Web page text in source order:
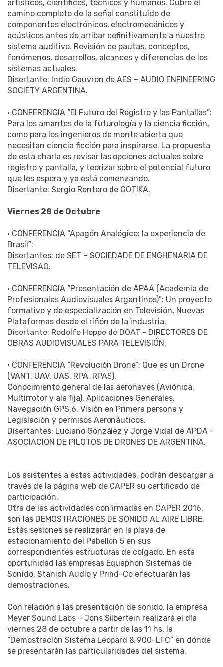
artísticos, científicos, técnicos y humanos. Cubre el
camino completo de la señal constituido de
componentes electrónicos, electromecánicos y
acústicos antes de arribar definitivamente a nuestro
sistema auditivo. Revisión de pautas, conceptos,
fenómenos, desarrollos, alcances y diferencias de los
sistemas actuales.
Disertante: Indio Gauvron de AES – AUDIO ENFINEERING
SOCIETY ARGENTINA.
• CONFERENCIA “El Futuro del Registro y las Pantallas”:
Para los amantes de la futurología y la ciencia ficción,
como para los ingenieros de mente abierta que
necesitan ciencia ficción para inspirarse. La propuesta
de esta charla es revisar las opciones actuales sobre
registro y pantalla, y teorizar sobre el potencial futuro
que les espera y ya está comenzando.
Disertante: Sergio Rentero de GOTIKA.
Viernes 28 de Octubre
• CONFERENCIA “Apagón Analógico: la experiencia de
Brasil”:
Disertantes: de SET – SOCIEDADE DE ENGHENARIA DE
TELEVISAO.
• CONFERENCIA “Presentación de APAA (Academia de
Profesionales Audiovisuales Argentinos)”: Un proyecto
formativo y de especialización en Televisión, Nuevas
Plataformas desde el riñón de la industria.
Disertante: Rodolfo Hoppe de DOAT - DIRECTORES DE
OBRAS AUDIOVISUALES PARA TELEVISIÓN.
• CONFERENCIA “Revolución Drone”: Que es un Drone
(VANT, UAV, UAS, RPA, RPAS).
Conocimiento general de las aeronaves (Aviónica,
Multirrotor y ala fija). Aplicaciones Generales,
Navegación GPS,6. Visión en Primera persona y
Legislación y permisos Aeronáuticos.
Disertantes: Luciano González y Jorge Vidal de APDA -
ASOCIACION DE PILOTOS DE DRONES DE ARGENTINA.
Los asistentes a estas actividades, podrán descargar a
través de la página web de CAPER su certificado de
participación.
Otra de las actividades confirmadas en CAPER 2016,
son las DEMOSTRACIONES DE SONIDO AL AIRE LIBRE.
Estás sesiones se realizarán en la playa de
estacionamiento del Pabellón 5 en sus
correspondientes estructuras de colgado. En esta
oportunidad las empresas Equaphon Sistemas de
Sonido, Stanich Audio y Prind-Co efectuarán las
demostraciones.
Con relación a las presentación de sonido, la empresa
Meyer Sound Labs – Jons Silbertein realizará el día
viernes 28 de octubre a partir de las 11 hs. la
“Demostración Sistema Leopard & 900-LFC” en dónde
se presentarán las particularidades del sistema.